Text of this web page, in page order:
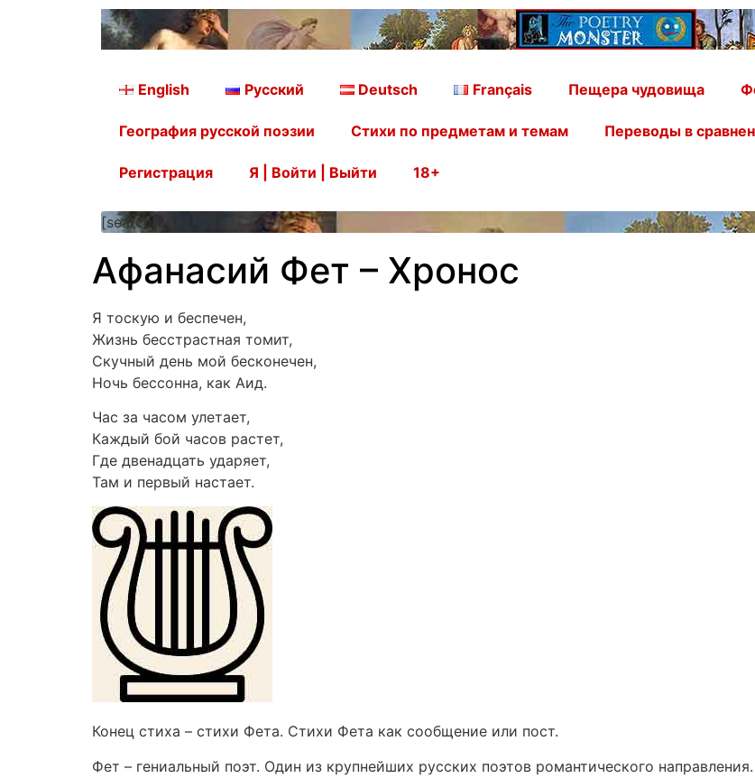
English Русский Deutsch Français Пещера чудовища
География русской поэзии Стихи по предметам и темам Переводы в
Регистрация Я | Войти | Выйти 18+
[searchform]
Афанасий Фет – Хронос
Я тоскую и беспечен,
Жизнь бесстрастная томит,
Скучный день мой бесконечен,
Ночь бессонна, как Аид.
Час за часом улетает,
Каждый бой часов растет,
Где двенадцать ударяет,
Там и первый настает.
Конец стиха – стихи Фета. Стихи Фета как сообщение или пост.
Фет – гениальный поэт. Один из крупнейших русских поэтов романтического направления.